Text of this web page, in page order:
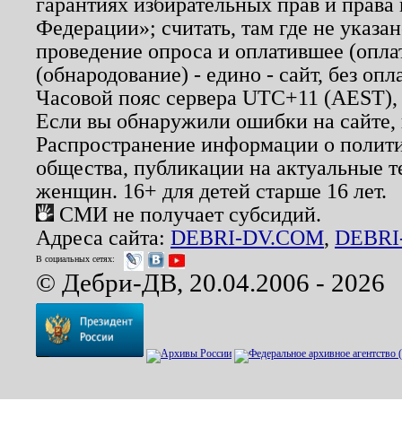
Федерации»; считать, там где не
проведение опроса и оплатившее
(обнародование) - едино - сайт, без
Часовой пояс сервера UTC+11
Если вы обнаружили ошибки на
Распространение информации о
общества, публикации на актуальные
женщин. 16+ для детей старше 16 лет.
СМИ не получает субсидий.
Адреса сайта: DEBRI-DV.COM,
В социальных сетях:
© Дебри-ДВ, 20.04.2006 - 2026